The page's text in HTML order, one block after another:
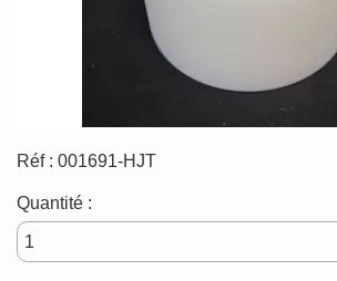
Réf : 001691-HJT
Quantité :